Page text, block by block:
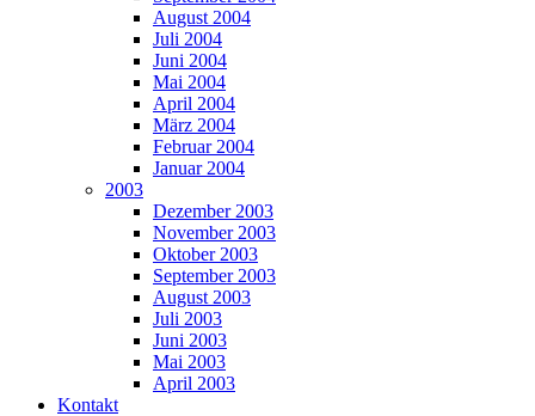
August 2004
Juli 2004
Juni 2004
Mai 2004
April 2004
März 2004
Februar 2004
Januar 2004
2003
Dezember 2003
November 2003
Oktober 2003
September 2003
August 2003
Juli 2003
Juni 2003
Mai 2003
April 2003
Kontakt